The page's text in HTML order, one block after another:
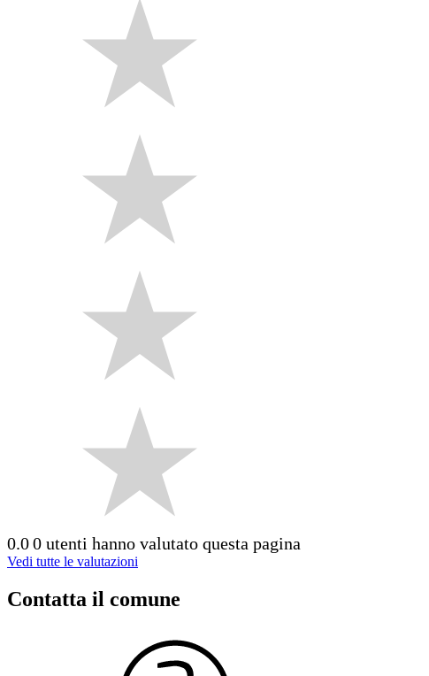
0.00 utenti hanno valutato questa pagina
Vedi tutte le valutazioni
Contatta il comune